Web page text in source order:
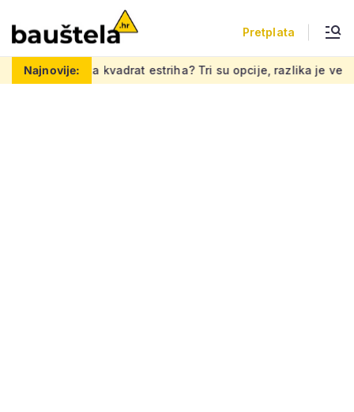
Pretplata
Najnovije:
estriha? Tri su opcije, razlika je velika, evo koja je